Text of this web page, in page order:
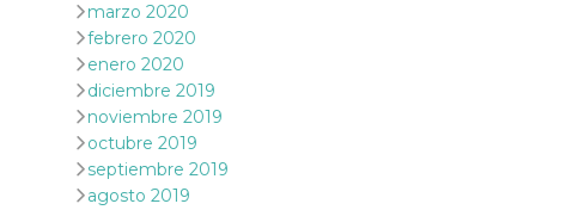
marzo 2020
febrero 2020
enero 2020
diciembre 2019
noviembre 2019
octubre 2019
septiembre 2019
agosto 2019